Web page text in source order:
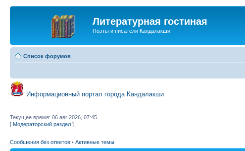
Литературная гостиная
Поэты и писатели Кандалакши
Список форумов
Информационный портал города Кандалакши
Текущее время: 06 авг 2026, 07:45
[ Модераторский раздел ]
Сообщения без ответов • Активные темы